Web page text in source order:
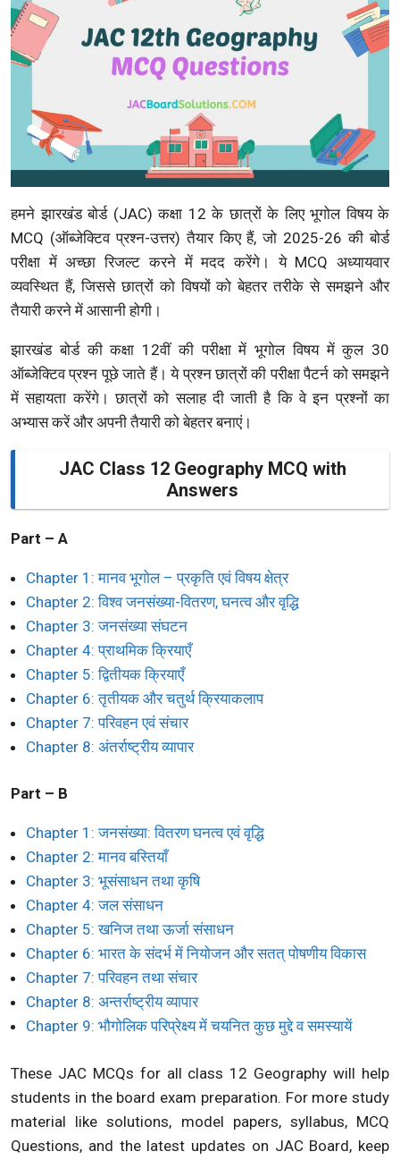
हमने झारखंड बोर्ड (JAC) कक्षा 12 के छात्रों के लिए भूगोल विषय के
MCQ (ऑब्जेक्टिव प्रश्न-उत्तर) तैयार किए हैं, जो 2025-26 की बोर्ड
परीक्षा में अच्छा रिजल्ट करने में मदद करेंगे। ये MCQ अध्यायवार
व्यवस्थित हैं, जिससे छात्रों को विषयों को बेहतर तरीके से समझने और
तैयारी करने में आसानी होगी।
झारखंड बोर्ड की कक्षा 12वीं की परीक्षा में भूगोल विषय में कुल 30
ऑब्जेक्टिव प्रश्न पूछे जाते हैं। ये प्रश्न छात्रों की परीक्षा पैटर्न को समझने
में सहायता करेंगे। छात्रों को सलाह दी जाती है कि वे इन प्रश्नों का
अभ्यास करें और अपनी तैयारी को बेहतर बनाएं।
JAC Class 12 Geography MCQ with
Answers
Part – A
Chapter 1: मानव भूगोल – प्रकृति एवं विषय क्षेत्र
Chapter 2: विश्व जनसंख्या-वितरण, घनत्व और वृद्धि
Chapter 3: जनसंख्या संघटन
Chapter 4: प्राथमिक क्रियाएँ
Chapter 5: द्वितीयक क्रियाएँ
Chapter 6: तृतीयक और चतुर्थ क्रियाकलाप
Chapter 7: परिवहन एवं संचार
Chapter 8: अंतर्राष्ट्रीय व्यापार
Part – B
Chapter 1: जनसंख्या: वितरण घनत्व एवं वृद्धि
Chapter 2: मानव बस्तियाँ
Chapter 3: भूसंसाधन तथा कृषि
Chapter 4: जल संसाधन
Chapter 5: खनिज तथा ऊर्जा संसाधन
Chapter 6: भारत के संदर्भ में नियोजन और सतत् पोषणीय विकास
Chapter 7: परिवहन तथा संचार
Chapter 8: अन्तर्राष्ट्रीय व्यापार
Chapter 9: भौगोलिक परिप्रेक्ष्य में चयनित कुछ मुद्दे व समस्यायें
These JAC MCQs for all class 12 Geography will help
students in the board exam preparation. For more study
material like solutions, model papers, syllabus, MCQ
Questions, and the latest updates on JAC Board, keep